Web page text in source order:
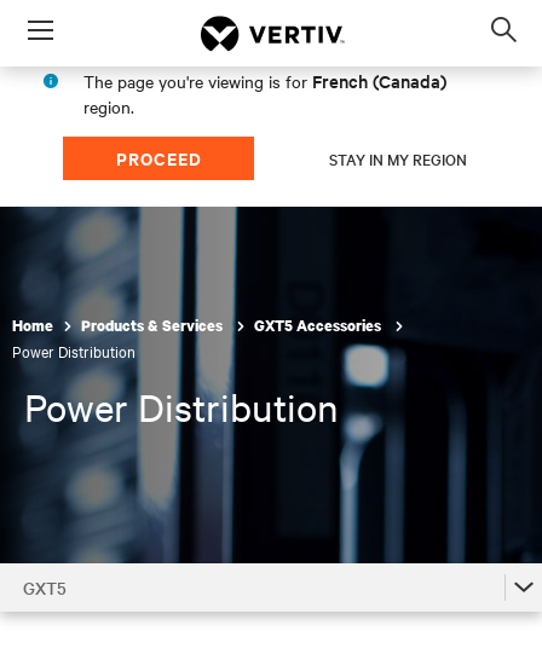
Menu
The page you're viewing is for French (Canada)
region.
PROCEED STAY IN MY REGION
Home Products & Services GXT5 Accessories
Power Distribution
Power Distribution
GXT5